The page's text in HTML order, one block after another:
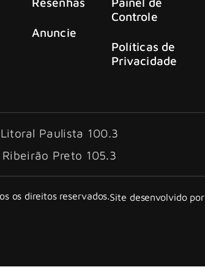
Anuncie
Controle
Políticas de
Privacidade
Litoral Paulista 100.3
Ribeirão Preto 105.3
os direitos reservados.Site desenvolvido por